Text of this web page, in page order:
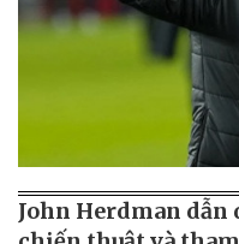
John Herdman dẫn